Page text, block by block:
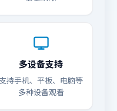
多设备支持
支持手机、平板、电脑等
多种设备观看